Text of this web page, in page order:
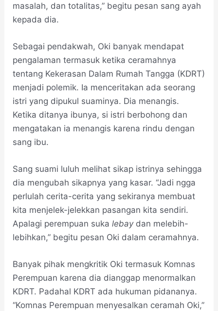
masalah, dan totalitas,” begitu pesan sang ayah
kepada dia.
Sebagai pendakwah, Oki banyak mendapat
pengalaman termasuk ketika ceramahnya
tentang Kekerasan Dalam Rumah Tangga (KDRT)
menjadi polemik. Ia menceritakan ada seorang
istri yang dipukul suaminya. Dia menangis.
Ketika ditanya ibunya, si istri berbohong dan
mengatakan ia menangis karena rindu dengan
sang ibu.
Sang suami luluh melihat sikap istrinya sehingga
dia mengubah sikapnya yang kasar. “Jadi ngga
perlulah cerita-cerita yang sekiranya membuat
kita menjelek-jelekkan pasangan kita sendiri.
Apalagi perempuan suka lebaydan melebih-
lebihkan,” begitu pesan Oki dalam ceramahnya.
Banyak pihak mengkritik Oki termasuk Komnas
Perempuan karena dia dianggap menormalkan
KDRT. Padahal KDRT ada hukuman pidananya.
“Komnas Perempuan menyesalkan ceramah Oki,”